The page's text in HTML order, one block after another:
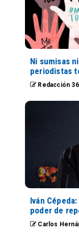
Ni sumisas
periodistas
Redacción
Iván
poder de
Carlos